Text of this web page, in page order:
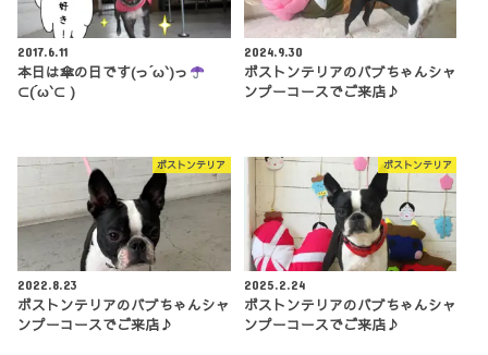
2017.6.11
本日は傘の日です(っ´ω`)っ
⊂(´ω`⊂ )
2024.9.30
ボストンテリアのバブちゃんシャ
ンプーコースでご来店♪
ボストンテリア
2022.8.23
ボストンテリアのバブちゃんシャ
ンプーコースでご来店♪
ボストンテリア
2025.2.24
ボストンテリアのバブちゃんシャ
ンプーコースでご来店♪